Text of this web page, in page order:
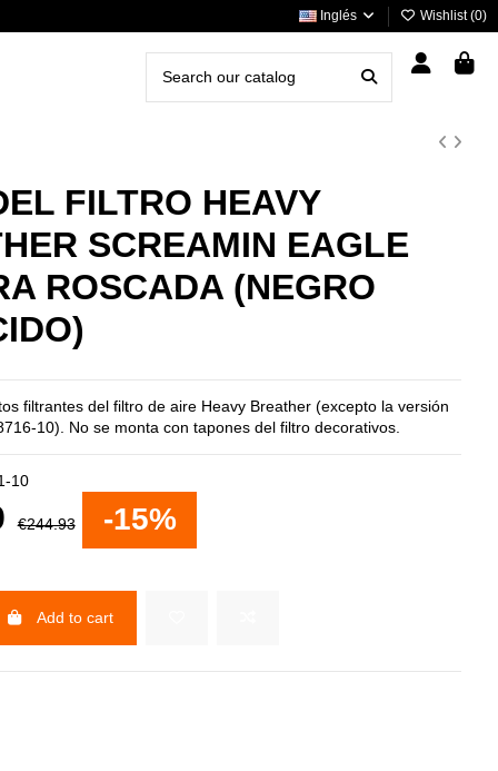
Inglés Wishlist (0)
FILTRO HEAVY
SCREAMIN EAGLE
ROSCADA (NEGRO
filtrantes del filtro de aire Heavy Breather (excepto la versión
10). No se monta con tapones del filtro decorativos.
10
€244.93 -15%
Add to cart